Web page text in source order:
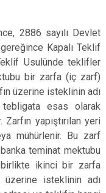
2886 sayılı Devlet
Kapalı Teklif
Usulünde teklifler
bir zarfa (iç zarf)
üzerine isteklinin adı
esas olarak
yapıştırılan yeri
mühürlenir. Bu zarf
teminat mektubu
ikinci bir zarfa
üzerine isteklinin adı